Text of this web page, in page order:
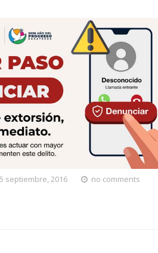
septiembre, 2016 no comments